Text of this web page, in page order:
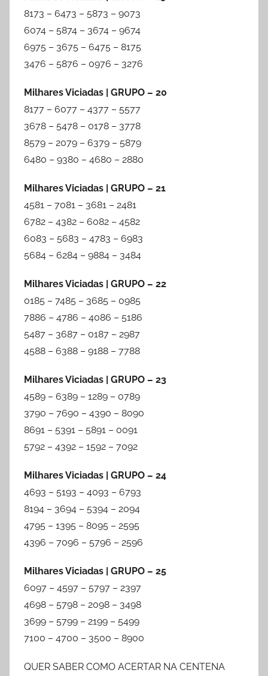
8173 – 6473 – 5873 – 9073
6074 – 5874 – 3674 – 9674
6975 – 3675 – 6475 – 8175
3476 – 5876 – 0976 – 3276
Milhares Viciadas | GRUPO – 20
8177 – 6077 – 4377 – 5577
3678 – 5478 – 0178 – 3778
8579 – 2079 – 6379 – 5879
6480 – 9380 – 4680 – 2880
Milhares Viciadas | GRUPO – 21
4581 – 7081 – 3681 – 2481
6782 – 4382 – 6082 – 4582
6083 – 5683 – 4783 – 6983
5684 – 6284 – 9884 – 3484
Milhares Viciadas | GRUPO – 22
0185 – 7485 – 3685 – 0985
7886 – 4786 – 4086 – 5186
5487 – 3687 – 0187 – 2987
4588 – 6388 – 9188 – 7788
Milhares Viciadas | GRUPO – 23
4589 – 6389 – 1289 – 0789
3790 – 7690 – 4390 – 8090
8691 – 5391 – 5891 – 0091
5792 – 4392 – 1592 – 7092
Milhares Viciadas | GRUPO – 24
4693 – 5193 – 4093 – 6793
8194 – 3694 – 5394 – 2094
4795 – 1395 – 8095 – 2595
4396 – 7096 – 5796 – 2596
Milhares Viciadas | GRUPO – 25
6097 – 4597 – 5797 – 2397
4698 – 5798 – 2098 – 3498
3699 – 5799 – 2199 – 5499
7100 – 4700 – 3500 – 8900
QUER SABER COMO ACERTAR NA CENTENA